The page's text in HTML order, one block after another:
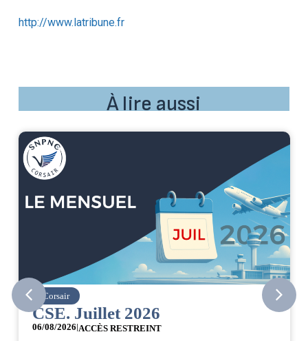
http://www.latribune.fr
À lire aussi
Corsair
CSE. Juillet 2026
06/08/2026|ACCÈS RESTREINT